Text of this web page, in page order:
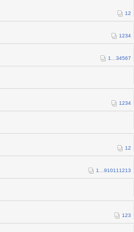
12
1234
1 34567
1234
12
1 91011 1213
123